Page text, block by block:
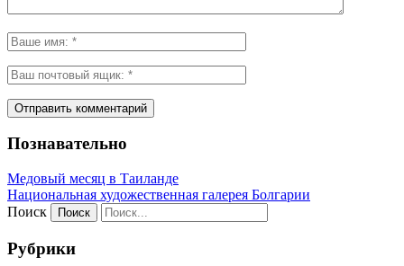
Познавательно
Медовый месяц в Таиланде
Национальная художественная галерея Болгарии
Поиск
Рубрики